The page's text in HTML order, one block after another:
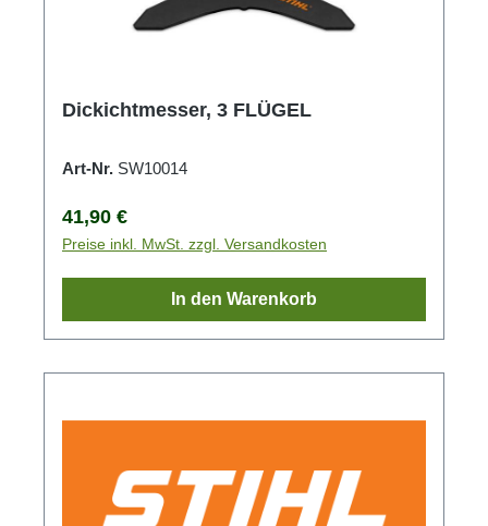
Dickichtmesser, 3 FLÜGEL
Art-Nr. SW10014
Regulärer Preis:
41,90 €
Preise inkl. MwSt. zzgl. Versandkosten
In den Warenkorb